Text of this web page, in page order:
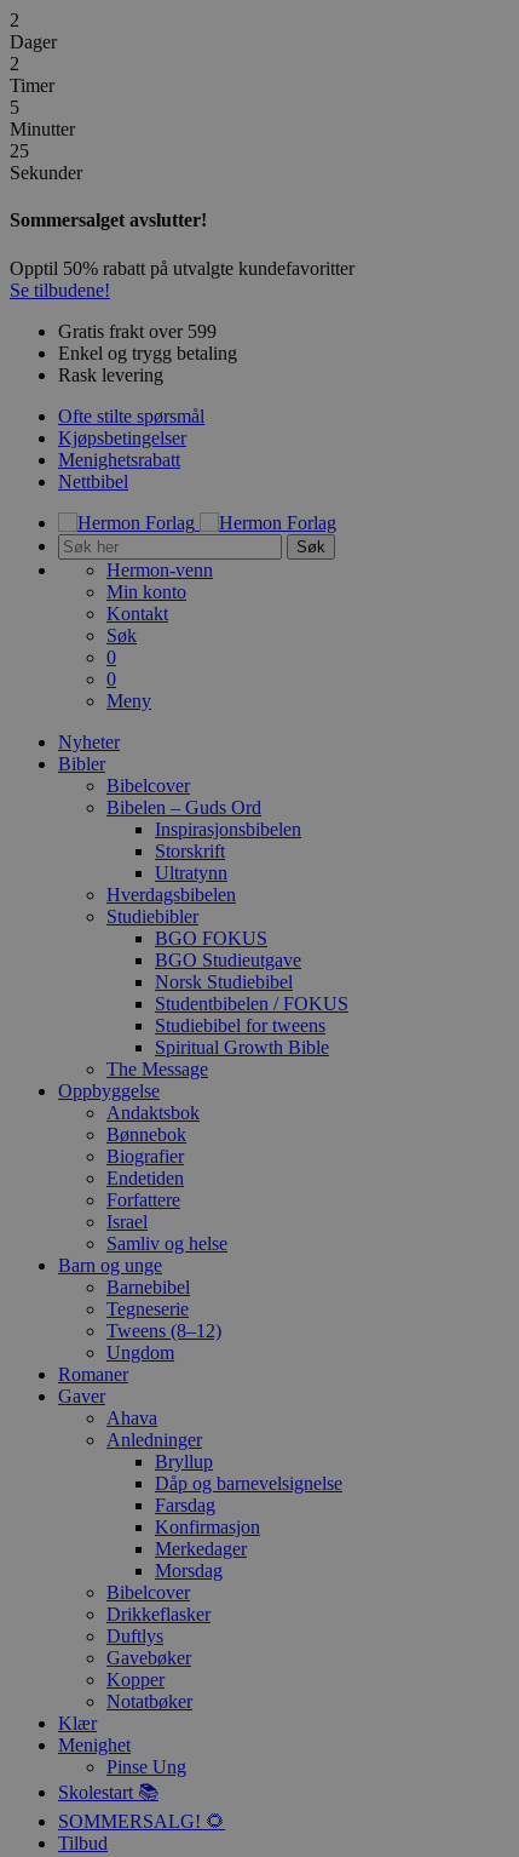
2
Dager
2
Timer
5
Minutter
24
Sekunder
Sommersalget avslutter!
Opptil 50% rabatt på utvalgte kundefavoritter
Se tilbudene!
Gratis frakt over 599
Enkel og trygg betaling
Rask levering
Ofte stilte spørsmål
Kjøpsbetingelser
Menighetsrabatt
Nettbibel
Søk
Hermon-venn
Min konto
Kontakt
Søk
0
0
Meny
Nyheter
Bibler
Bibelcover
Bibelen – Guds Ord
Inspirasjonsbibelen
Storskrift
Ultratynn
Hverdagsbibelen
Studiebibler
BGO FOKUS
BGO Studieutgave
Norsk Studiebibel
Studentbibelen / FOKUS
Studiebibel for tweens
Spiritual Growth Bible
The Message
Oppbyggelse
Andaktsbok
Bønnebok
Biografier
Endetiden
Forfattere
Israel
Samliv og helse
Barn og unge
Barnebibel
Tegneserie
Tweens (8–12)
Ungdom
Romaner
Gaver
Ahava
Anledninger
Bryllup
Dåp og barnevelsignelse
Farsdag
Konfirmasjon
Merkedager
Morsdag
Bibelcover
Drikkeflasker
Duftlys
Gavebøker
Kopper
Notatbøker
Klær
Menighet
Pinse Ung
Skolestart 📚
SOMMERSALG! 🌻
Tilbud